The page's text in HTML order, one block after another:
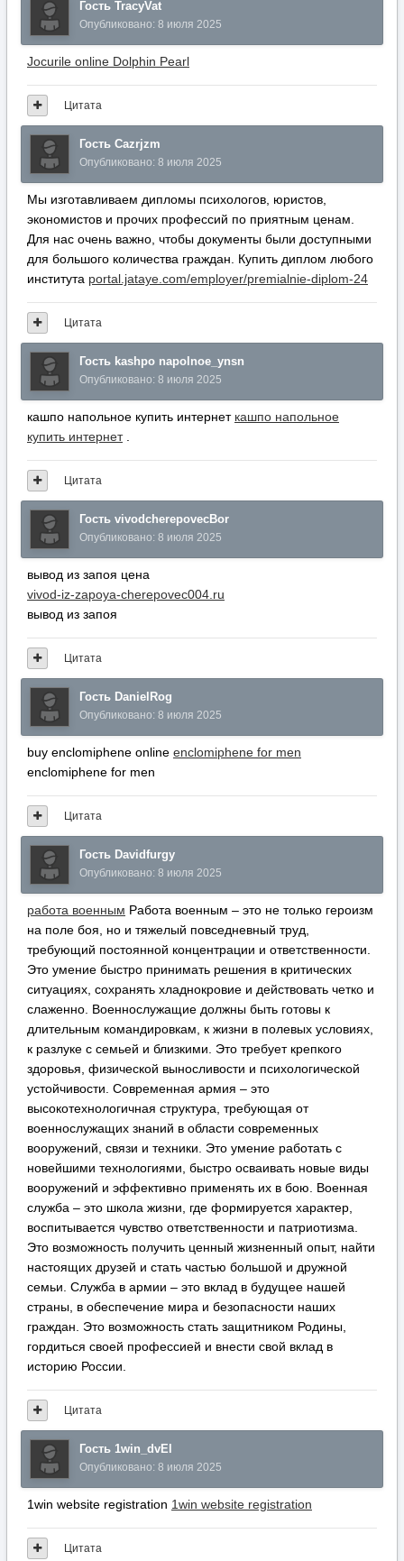
Гость TracyVat
Опубликовано: 8 июля 2025
Jocurile online Dolphin Pearl
Цитата
Гость Cazrjzm
Опубликовано: 8 июля 2025
Мы изготавливаем дипломы психологов, юристов,
экономистов и прочих профессий по приятным ценам.
Для нас очень важно, чтобы документы были доступными
для большого количества граждан. Купить диплом любого
института portal.jataye.com/employer/premialnie-diplom-24
Цитата
Гость kashpo napolnoe_ynsn
Опубликовано: 8 июля 2025
кашпо напольное купить интернет кашпо напольное
купить интернет.
Цитата
Гость vivodcherepovecBor
Опубликовано: 8 июля 2025
вывод из запоя цена
vivod-iz-zapoya-cherepovec004.ru
вывод из запоя
Цитата
Гость DanielRog
Опубликовано: 8 июля 2025
buy enclomiphene online enclomiphene for men
enclomiphene for men
Цитата
Гость Davidfurgy
Опубликовано: 8 июля 2025
работа военным Работа военным – это не только героизм
на поле боя, но и тяжелый повседневный труд,
требующий постоянной концентрации и ответственности.
Это умение быстро принимать решения в критических
ситуациях, сохранять хладнокровие и действовать четко и
слаженно. Военнослужащие должны быть готовы к
длительным командировкам, к жизни в полевых условиях,
к разлуке с семьей и близкими. Это требует крепкого
здоровья, физической выносливости и психологической
устойчивости. Современная армия – это
высокотехнологичная структура, требующая от
военнослужащих знаний в области современных
вооружений, связи и техники. Это умение работать с
новейшими технологиями, быстро осваивать новые виды
вооружений и эффективно применять их в бою. Военная
служба – это школа жизни, где формируется характер,
воспитывается чувство ответственности и патриотизма.
Это возможность получить ценный жизненный опыт, найти
настоящих друзей и стать частью большой и дружной
семьи. Служба в армии – это вклад в будущее нашей
страны, в обеспечение мира и безопасности наших
граждан. Это возможность стать защитником Родины,
гордиться своей профессией и внести свой вклад в
историю России.
Цитата
Гость 1win_dvEl
Опубликовано: 8 июля 2025
1win website registration 1win website registration
Цитата